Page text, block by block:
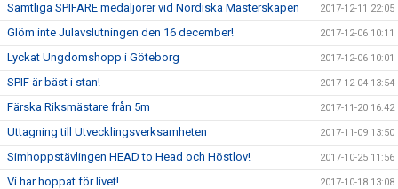
Samtliga SPIFARE medaljörer vid Nordiska Mästerskapen 2017-12-11 22:05
Glöm inte Julavslutningen den 16 december! 2017-12-06 10:11
Lyckat Ungdomshopp i Göteborg 2017-12-06 10:01
SPIF är bäst i stan! 2017-12-04 13:54
Färska Riksmästare från 5m 2017-11-20 16:42
Uttagning till Utvecklingsverksamheten 2017-11-09 13:50
Simhoppstävlingen HEAD to Head och Höstlov! 2017-10-25 11:56
Vi har hoppat för livet! 2017-10-18 13:08